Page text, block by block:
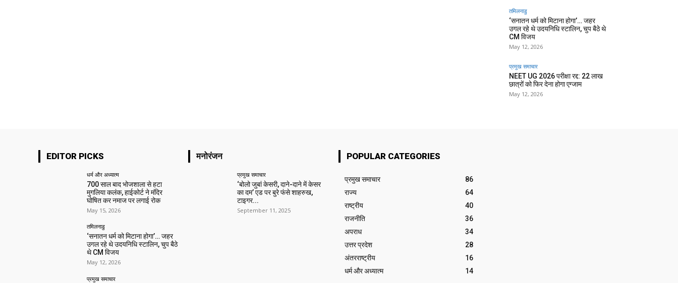
तमिलनाडु
‘सनातन धर्म को मिटाना होगा’… जहर
उगल रहे थे उदयनिधि स्टालिन, चुप बैठे थे
CM विजय
May 12, 2026
प्रमुख समाचार‎
NEET UG 2026 परीक्षा रद्द: 22 लाख
छात्रों को फिर देना होगा एग्जाम
May 12, 2026
EDITOR PICKS
धर्म और अध्यात्म
700 साल बाद भोजशाला से हटा
मुगलिया कलंक, हाईकोर्ट ने मंदिर
घोषित कर नमाज पर लगाई रोक
May 15, 2026
तमिलनाडु
‘सनातन धर्म को मिटाना होगा’… जहर
उगल रहे थे उदयनिधि स्टालिन, चुप बैठे
थे CM विजय
May 12, 2026
प्रमुख समाचार‎
मनोरंजन
प्रमुख समाचार‎
‘बोलो जुबां केसरी, दाने-दाने में केसर
का दम’ एड पर बुरे फंसे शाहरुख,
टाइगर...
September 11, 2025
POPULAR CATEGORIES
प्रमुख समाचार‎
86
राज्य
64
राष्ट्रीय
40
राजनीति
36
अपराध
34
उत्तर प्रदेश
28
अंतरराष्ट्रीय
16
धर्म और अध्यात्म
14